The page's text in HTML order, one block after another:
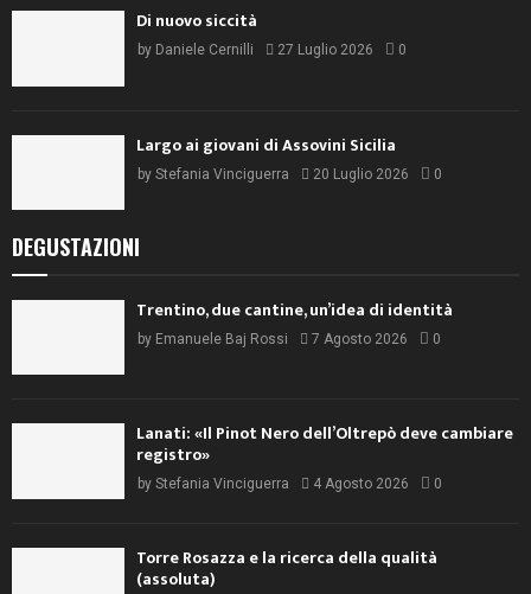
Di nuovo siccità
by Daniele Cernilli 27 Luglio 2026 0
Largo ai giovani di Assovini Sicilia
by Stefania Vinciguerra 20 Luglio 2026 0
DEGUSTAZIONI
Trentino, due cantine, un’idea di identità
by Emanuele Baj Rossi 7 Agosto 2026 0
Lanati: «Il Pinot Nero dell’Oltrepò deve cambiare
registro»
by Stefania Vinciguerra 4 Agosto 2026 0
Torre Rosazza e la ricerca della qualità
(assoluta)